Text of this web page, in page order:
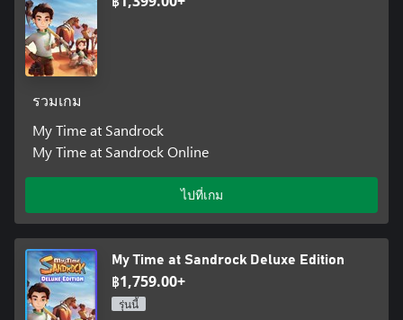
รวมเกม
My Time at Sandrock
My Time at Sandrock Online
ไปที่เกม
My Time at Sandrock Deluxe Edition
฿1,759.00+
รุ่นนี้